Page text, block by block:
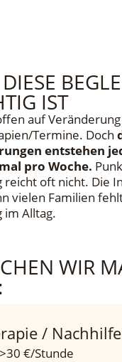
IST
auf
Termine. Doch
entstehen
pro Woche.
reicht oft nicht. Die
vielen Familien
im Alltag.
WIR
/ Nachhilfe
€/Stunde